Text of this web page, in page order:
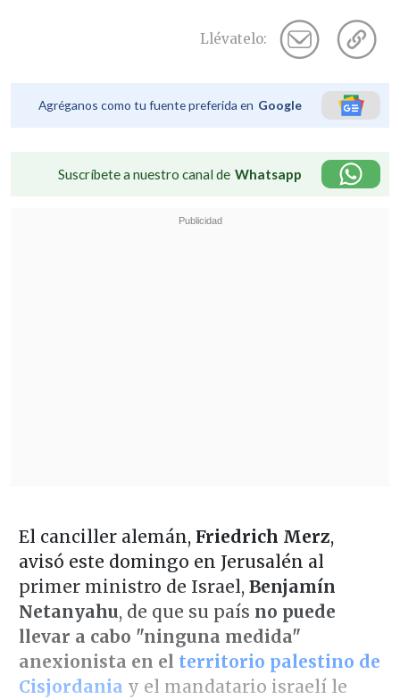
Llévatelo:
Agréganos como tu fuente preferida en Google
Suscríbete a nuestro canal de Whatsapp
El canciller alemán, Friedrich Merz,
avisó este domingo en Jerusalén al
primer ministro de Israel, Benjamín
Netanyahu, de que su país no puede
llevar a cabo "ninguna medida"
anexionista en el territorio palestino de
Cisjordania y el mandatario israelí le